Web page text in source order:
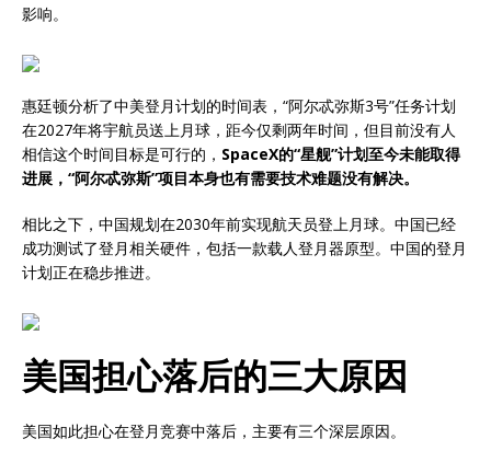
影响。
惠廷顿分析了中美登月计划的时间表，“阿尔忒弥斯3号”任务计划
在2027年将宇航员送上月球，距今仅剩两年时间，但目前没有人
相信这个时间目标是可行的， SpaceX的“星舰”计划至今未能取得
进展，“阿尔忒弥斯”项目本身也有需要技术难题没有解决。
相比之下，中国规划在2030年前实现航天员登上月球。中国已经
成功测试了登月相关硬件，包括一款载人登月器原型。中国的登月
计划正在稳步推进。
美国担心落后的三大原因
美国如此担心在登月竞赛中落后，主要有三个深层原因。